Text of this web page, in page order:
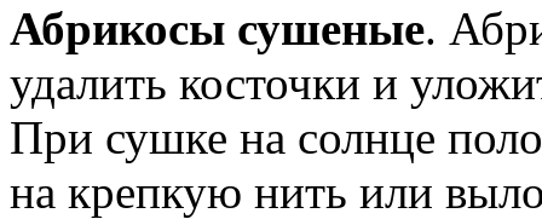
Абрикосы сушеные.
удалить косточки и
При сушке на солнце
на крепкую нить или